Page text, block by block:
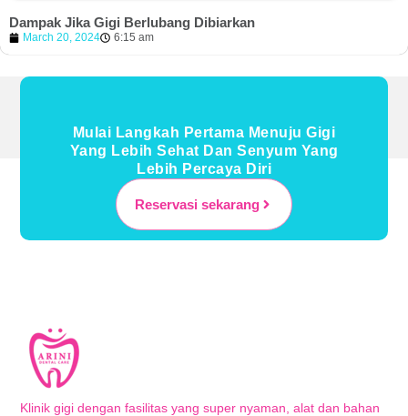
Dampak Jika Gigi Berlubang Dibiarkan
March 20, 2024 6:15 am
Mulai Langkah Pertama Menuju Gigi
Yang Lebih Sehat Dan Senyum Yang
Lebih Percaya Diri
Reservasi sekarang
Klinik gigi dengan fasilitas yang super nyaman, alat dan bahan